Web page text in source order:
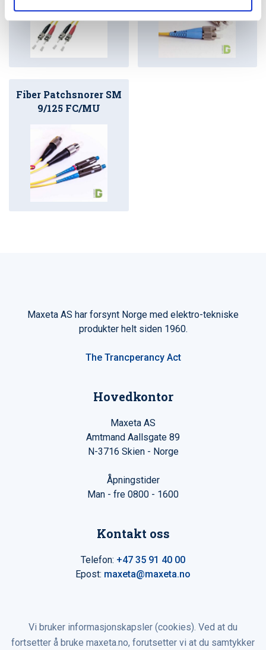
Fiber Patchsnorer SM
9/125 FC/MU
Maxeta AS har forsynt Norge med elektro-tekniske
produkter helt siden 1960.
The Trancperancy Act
Hovedkontor
Maxeta AS
Amtmand Aallsgate 89
N-3716 Skien - Norge
Åpningstider
Man - fre 0800 - 1600
Kontakt oss
Telefon: +47 35 91 40 00
Epost: maxeta@maxeta.no
Vi bruker informasjonskapsler (cookies). Ved at du
fortsetter å bruke maxeta.no, forutsetter vi at du samtykker